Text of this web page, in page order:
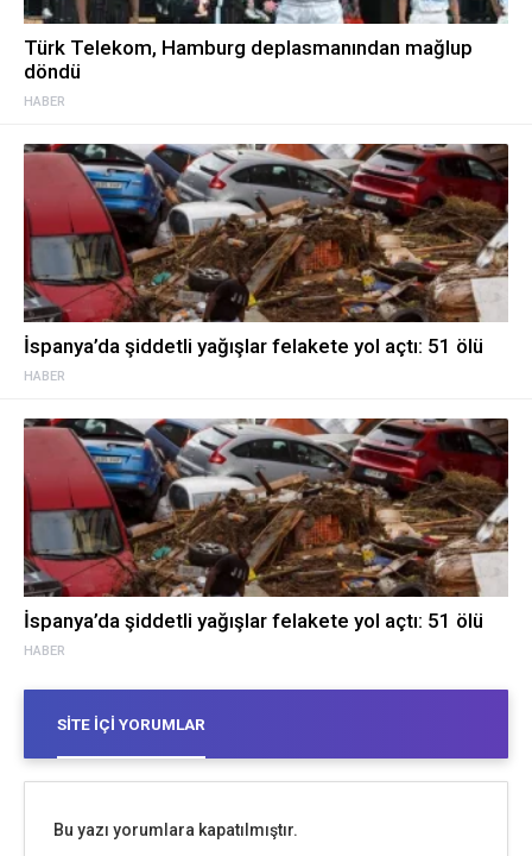
HABER
Türk Telekom, Hamburg deplasmanından mağlup
döndü
HABER
İspanya’da şiddetli yağışlar felakete yol açtı: 51 ölü
HABER
İspanya’da şiddetli yağışlar felakete yol açtı: 51 ölü
SITE İÇI YORUMLAR
Bu yazı yorumlara kapatılmıştır.